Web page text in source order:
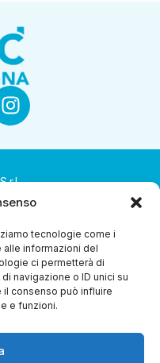
tecnologie come i
informazioni del
ci permetterà di
navigazione o ID unici su
il consenso può influire
e funzioni.
unico
di direzione e
3.0 Soc. Coop.
51 42124 Reggio Emilia
i.v.